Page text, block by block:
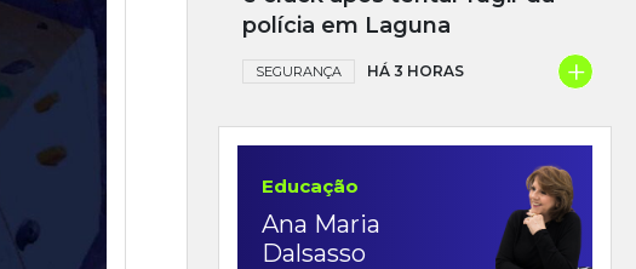
polícia em Laguna
SEGURANÇA HÁ 3 HORAS +
Educação
Ana Maria
Dalsasso